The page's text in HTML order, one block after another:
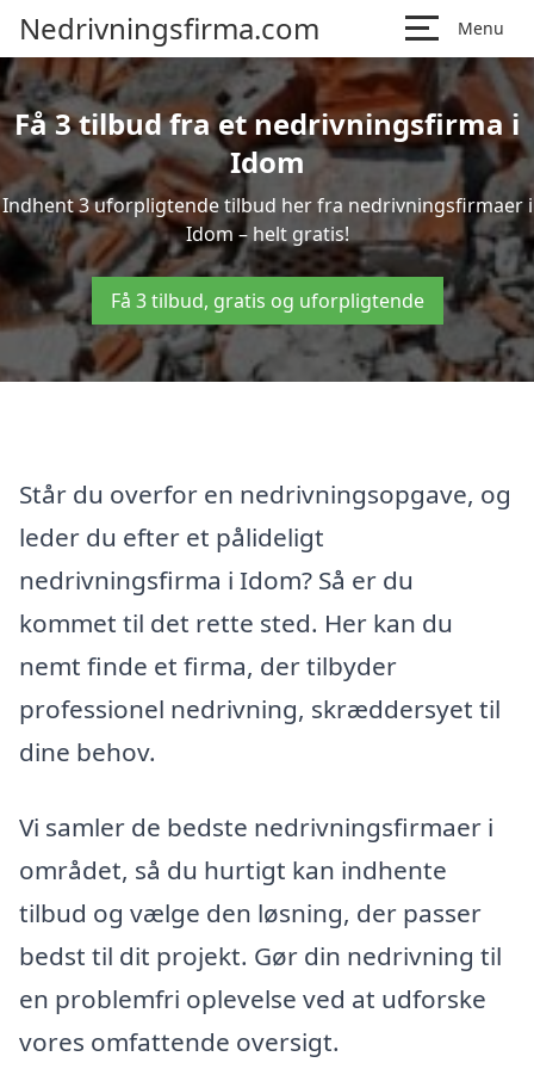
Nedrivningsfirma.com Menu
Få 3 tilbud fra et nedrivningsfirma i
Idom
Indhent 3 uforpligtende tilbud her fra nedrivningsfirmaer i
Idom – helt gratis!
Få 3 tilbud, gratis og uforpligtende
Står du overfor en nedrivningsopgave, og
leder du efter et pålideligt
nedrivningsfirma i Idom? Så er du
kommet til det rette sted. Her kan du
nemt finde et firma, der tilbyder
professionel nedrivning, skræddersyet til
dine behov.
Vi samler de bedste nedrivningsfirmaer i
området, så du hurtigt kan indhente
tilbud og vælge den løsning, der passer
bedst til dit projekt. Gør din nedrivning til
en problemfri oplevelse ved at udforske
vores omfattende oversigt.